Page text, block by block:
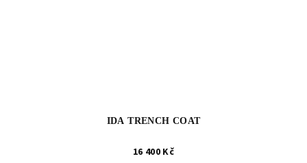
IDA TRENCH COAT
16 400 Kč